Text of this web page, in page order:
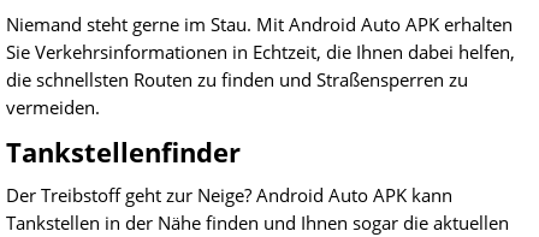
Niemand steht gerne im Stau. Mit Android Auto APK erhalten
Sie Verkehrsinformationen in Echtzeit, die Ihnen dabei helfen,
die schnellsten Routen zu finden und Straßensperren zu
vermeiden.
Tankstellenfinder
Der Treibstoff geht zur Neige? Android Auto APK kann
Tankstellen in der Nähe finden und Ihnen sogar die aktuellen